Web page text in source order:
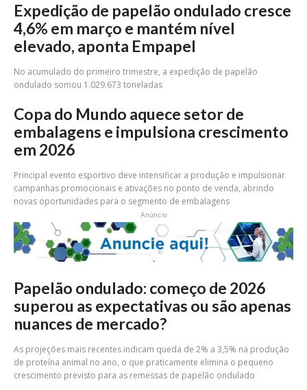
Expedição de papelão ondulado cresce
4,6% em março e mantém nível
elevado, aponta Empapel
No acumulado do primeiro trimestre, a expedição de papelão
ondulado somou 1.029.673 toneladas
Copa do Mundo aquece setor de
embalagens e impulsiona crescimento
em 2026
Principal evento esportivo deve intensificar a produção e impulsionar
campanhas promocionais e ativações no ponto de venda, abrindo
novas oportunidades para o segmento de embalagens
Anúncio
Papelão ondulado: começo de 2026
superou as expectativas ou são apenas
nuances de mercado?
As projeções mais recentes indicam queda de 2% a 3,5% na produção
de proteína animal no ano, o que praticamente elimina o pequeno
crescimento previsto para as remessas de papelão ondulado